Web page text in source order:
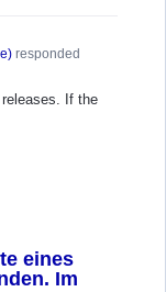
)responded
If the
eines
Im